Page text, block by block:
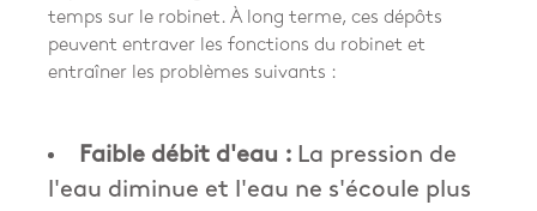
temps sur le robinet. À long terme, ces dépôts
peuvent entraver les fonctions du robinet et
entraîner les problèmes suivants :
Faible débit d'eau : La pression de
l'eau diminue et l'eau ne s'écoule plus